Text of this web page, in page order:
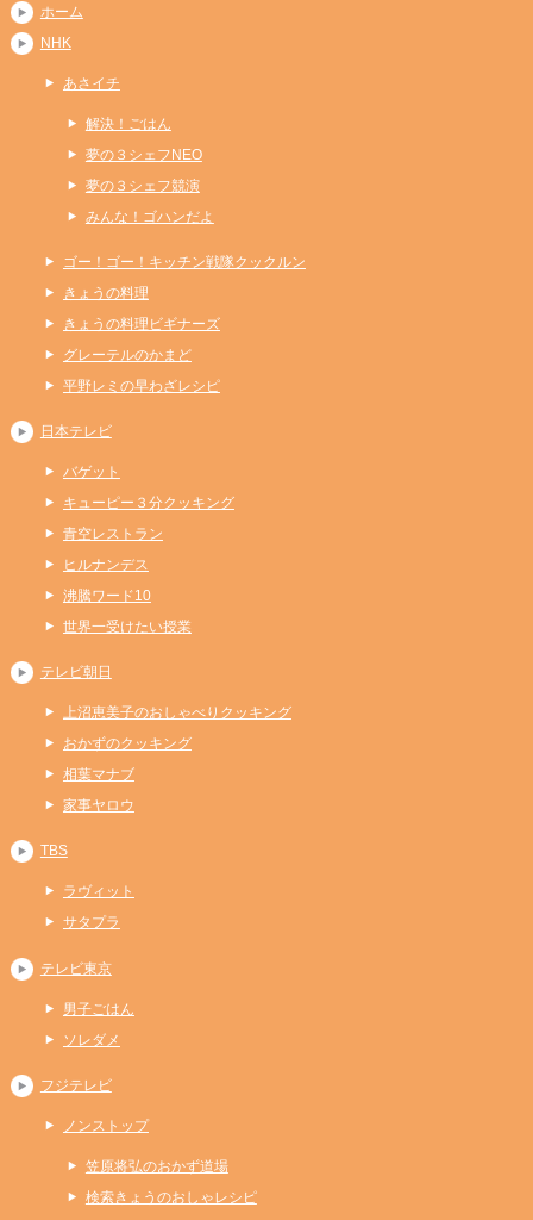
ホーム
NHK
あさイチ
解決！ごはん
夢の３シェフNEO
夢の３シェフ競演
みんな！ゴハンだよ
ゴー！ゴー！キッチン戦隊クックルン
きょうの料理
きょうの料理ビギナーズ
グレーテルのかまど
平野レミの早わざレシピ
日本テレビ
バゲット
キューピー３分クッキング
青空レストラン
ヒルナンデス
沸騰ワード10
世界一受けたい授業
テレビ朝日
上沼恵美子のおしゃべりクッキング
おかずのクッキング
相葉マナブ
家事ヤロウ
TBS
ラヴィット
サタプラ
テレビ東京
男子ごはん
ソレダメ
フジテレビ
ノンストップ
笠原将弘のおかず道場
検索きょうのおしゃレシピ